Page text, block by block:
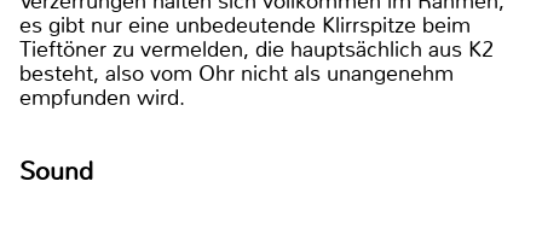
es gibt nur eine unbedeutende Klirrspitze beim
Tieftöner zu vermelden, die hauptsächlich aus K2
besteht, also vom Ohr nicht als unangenehm
empfunden wird.
Sound